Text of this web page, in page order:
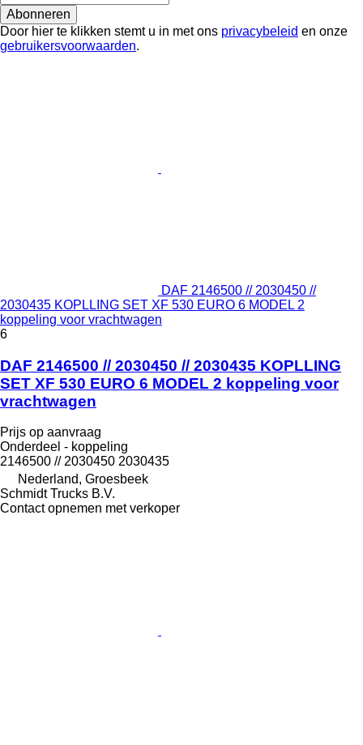
Abonneren
Door hier te klikken stemt u in met ons privacybeleid en onze
gebruikersvoorwaarden.
DAF 2146500 // 2030450 //
2030435 KOPLLING SET XF 530 EURO 6 MODEL 2
koppeling voor vrachtwagen
6
DAF 2146500 // 2030450 // 2030435 KOPLLING
SET XF 530 EURO 6 MODEL 2 koppeling voor
vrachtwagen
Prijs op aanvraag
Onderdeel - koppeling
2146500 // 2030450 2030435
Nederland, Groesbeek
Schmidt Trucks B.V.
Contact opnemen met verkoper